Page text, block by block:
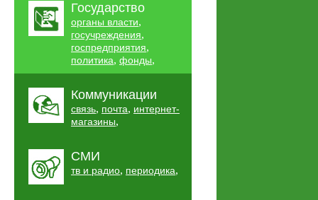
Государство
органы власти,
госучреждения,
госпредприятия,
политика, фонды,
Коммуникации
связь, почта, интернет-
магазины,
СМИ
тв и радио, периодика,